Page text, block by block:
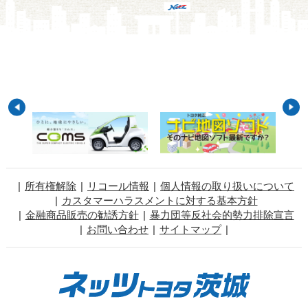
所有権解除 リコール情報
個人情報の取り扱いについて
カスタマーハラスメントに対する基本方針
金融商品販売の勧誘方針
暴力団等反社会的勢力排除宣言
お問い合わせ
サイトマップ